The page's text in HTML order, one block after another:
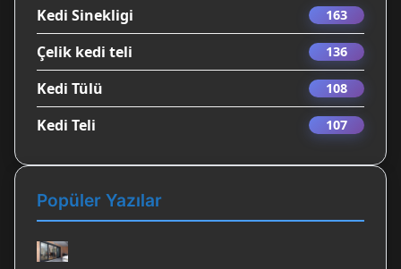
Kedi Sinekligi 163
Çelik kedi teli 136
Kedi Tülü 108
Kedi Teli 107
Popüler Yazılar